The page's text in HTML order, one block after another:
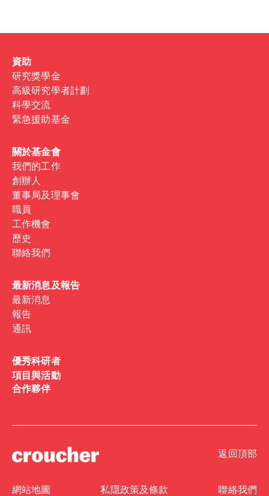
Don't have a Croucher account?
資助
研究獎學金
高級研究學者計劃
科學交流
緊急援助基金
關於基金會
我們的工作
創辦人
董事局及理事會
職員
工作機會
歷史
聯絡我們
最新消息及報告
最新消息
報告
通訊
優秀科研者
項目與活動
合作夥伴
返回頂部
網站地圖 私隱政策及條款 聯絡我們